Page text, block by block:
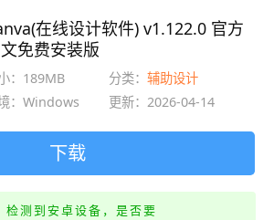
在线设计软件) v1.122.0 官方
免费安装版
：189MB 分类：辅助设计
：Windows
更新：2026-04-14
下载
检测到安卓设备，是否要